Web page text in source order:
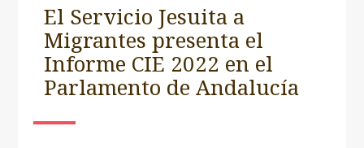
El Servicio Jesuita a
Migrantes presenta el
Informe CIE 2022 en el
Parlamento de Andalucía